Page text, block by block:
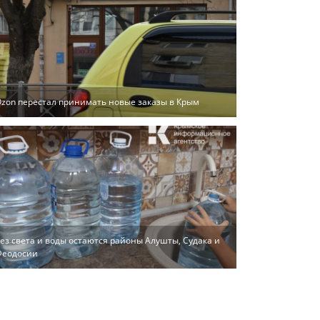
перестал принимать новые заказы в Крым
света и воды остаются районы Алушты, Судака и